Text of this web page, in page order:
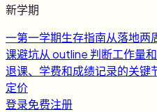
新学期
一第一学期生存指南从落地两
课避坑从 outline 判断工作量
退课、学费和成绩记录的关键
定价
登录免费注册